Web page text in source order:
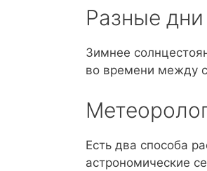
Разные
Зимнее
во времени между
Есть два способа
астрономические